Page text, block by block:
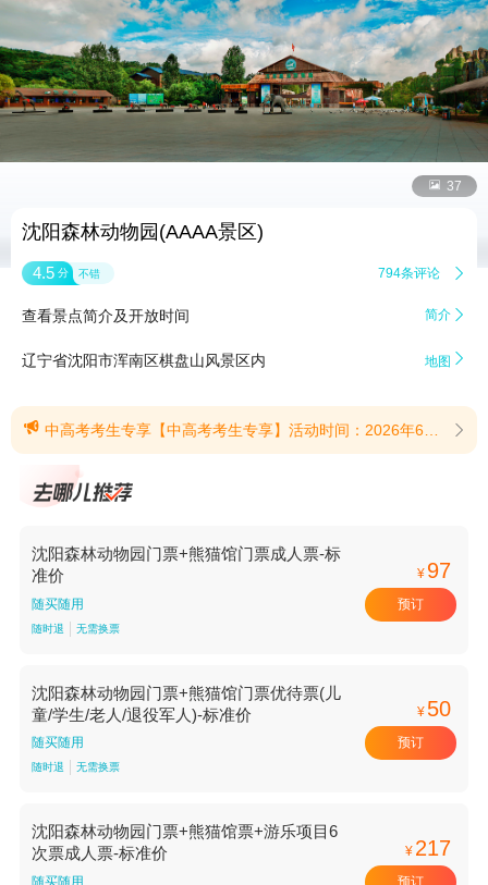
 37
沈阳森林动物园(AAAA景区)
4.5 分 不错 794条评论 
查看景点简介及开放时间 简介 
辽宁省沈阳市浑南区棋盘山风景区内 地图 
 中高考考生专享【中高考考生专享】活动时间：2026年6月24日-8月31日活动对象：2026年全体中高考考生入园方式：考生本人凭中高考准考证到园区正门售票处1号窗口即可兑换免费游园资格(含熊猫馆)温馨提示：每名参加活动的考生，至少需要一名成年人购票陪同入园中小学生免费活动：即日起至8月31日，所有高中及以下学历在读学生18周岁以下(2008年1月1日后出生)未成年人，持身份证的同学，可直接凭身份证入园；持学生证的同学，需前往售票处1号窗口换票（本次活动含熊猫馆)(提示有效期2026/6/24至2026/8/31) 
沈阳森林动物园门票+熊猫馆门票成人票-标
准价
随买随用
随时退 无需换票
¥ 97
预订
沈阳森林动物园门票+熊猫馆门票优待票(儿
童/学生/老人/退役军人)-标准价
随买随用
随时退 无需换票
¥ 50
预订
沈阳森林动物园门票+熊猫馆票+游乐项目6
次票成人票-标准价
随买随用
¥ 217
预订